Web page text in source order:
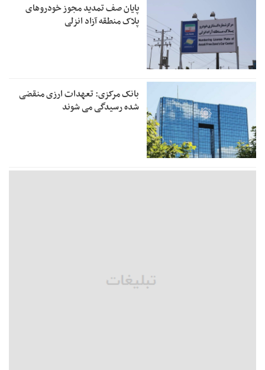
پایان صف تمدید مجوز خودروهای
پلاک منطقه آزاد انزلی
بانک مرکزی: تعهدات ارزی منقضی
شده رسیدگی می شوند